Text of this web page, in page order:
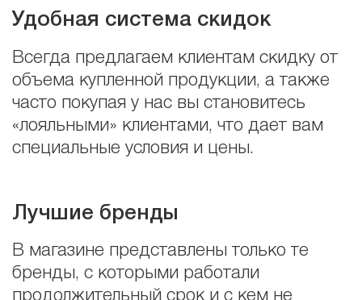
Удобная система скидок
Всегда предлагаем клиентам скидку от
объема купленной продукции, а также
часто покупая у нас вы становитесь
«лояльными» клиентами, что дает вам
специальные условия и цены.
Лучшие бренды
В магазине представлены только те
бренды, с которыми работали
продолжительный срок и с кем не